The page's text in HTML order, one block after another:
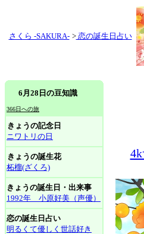
さくら -SAKURA- >恋の誕生日占い
6月28日の豆知識
366日への旅
きょうの記念日
ニワトリの日
きょうの誕生花
柘榴(ざくろ)
きょうの誕生日・出来事
1992年 小原好美（声優）
恋の誕生日占い
明るくて優しく世話好き